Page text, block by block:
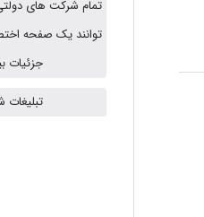
تمام شرکت های
توانند یک صفحه
جزئیات
تبلیغات